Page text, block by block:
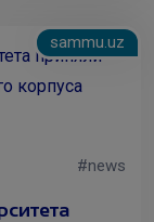
sammu.uz
#news